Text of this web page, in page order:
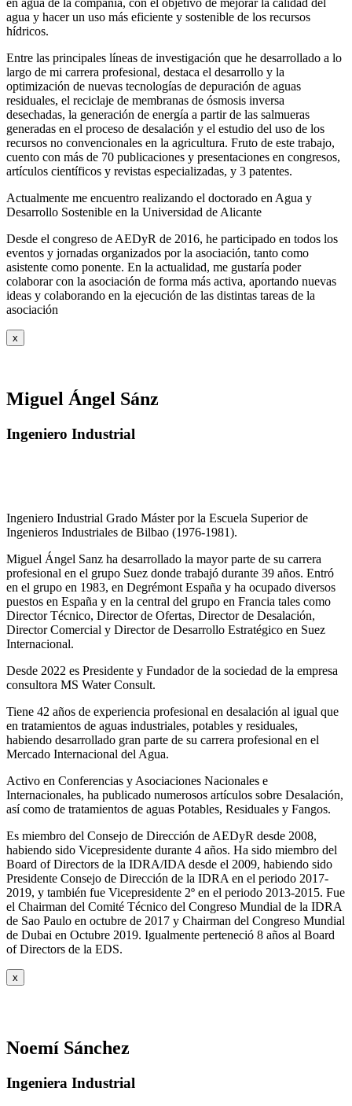
en agua de la compañía, con el objetivo de mejorar la calidad del
agua y hacer un uso más eficiente y sostenible de los recursos
hídricos.
Entre las principales líneas de investigación que he desarrollado a lo
largo de mi carrera profesional, destaca el desarrollo y la
optimización de nuevas tecnologías de depuración de aguas
residuales, el reciclaje de membranas de ósmosis inversa
desechadas, la generación de energía a partir de las salmueras
generadas en el proceso de desalación y el estudio del uso de los
recursos no convencionales en la agricultura. Fruto de este trabajo,
cuento con más de 70 publicaciones y presentaciones en congresos,
artículos científicos y revistas especializadas, y 3 patentes.
Actualmente me encuentro realizando el doctorado en Agua y
Desarrollo Sostenible en la Universidad de Alicante
Desde el congreso de AEDyR de 2016, he participado en todos los
eventos y jornadas organizados por la asociación, tanto como
asistente como ponente. En la actualidad, me gustaría poder
colaborar con la asociación de forma más activa, aportando nuevas
ideas y colaborando en la ejecución de las distintas tareas de la
asociación
x
Miguel Ángel Sánz
Ingeniero Industrial
Ingeniero Industrial Grado Máster por la Escuela Superior de
Ingenieros Industriales de Bilbao (1976-1981).
Miguel Ángel Sanz ha desarrollado la mayor parte de su carrera
profesional en el grupo Suez donde trabajó durante 39 años. Entró
en el grupo en 1983, en Degrémont España y ha ocupado diversos
puestos en España y en la central del grupo en Francia tales como
Director Técnico, Director de Ofertas, Director de Desalación,
Director Comercial y Director de Desarrollo Estratégico en Suez
Internacional.
Desde 2022 es Presidente y Fundador de la sociedad de la empresa
consultora MS Water Consult.
Tiene 42 años de experiencia profesional en desalación al igual que
en tratamientos de aguas industriales, potables y residuales,
habiendo desarrollado gran parte de su carrera profesional en el
Mercado Internacional del Agua.
Activo en Conferencias y Asociaciones Nacionales e
Internacionales, ha publicado numerosos artículos sobre Desalación,
así como de tratamientos de aguas Potables, Residuales y Fangos.
Es miembro del Consejo de Dirección de AEDyR desde 2008,
habiendo sido Vicepresidente durante 4 años. Ha sido miembro del
Board of Directors de la IDRA/IDA desde el 2009, habiendo sido
Presidente Consejo de Dirección de la IDRA en el periodo 2017-
2019, y también fue Vicepresidente 2º en el periodo 2013-2015. Fue
el Chairman del Comité Técnico del Congreso Mundial de la IDRA
de Sao Paulo en octubre de 2017 y Chairman del Congreso Mundial
de Dubai en Octubre 2019. Igualmente perteneció 8 años al Board
of Directors de la EDS.
x
Noemí Sánchez
Ingeniera Industrial